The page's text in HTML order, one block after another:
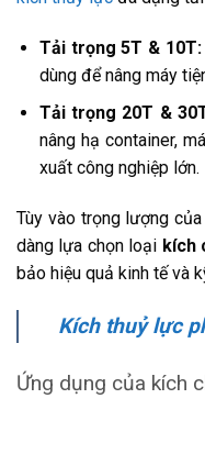
Tải trọng 5T & 10T:
dùng để nâng máy
Tải trọng 20T &
nâng hạ container,
xuất công nghiệp lớn.
Tùy vào trọng lượng
dàng lựa chọn loại kích
bảo hiệu quả kinh tế và
Kích thuỷ lực
Ứng dụng của kích